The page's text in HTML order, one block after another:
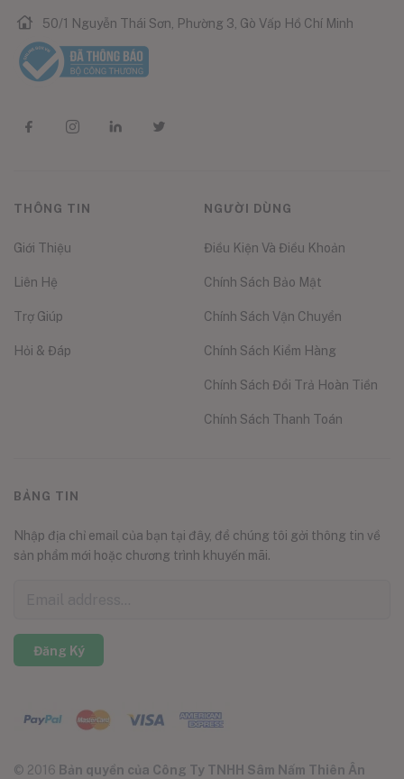
50/1 Nguyễn Thái Sơn, Phường 3, Gò Vấp Hồ Chí Minh
THÔNG TIN
Giới Thiệu
Liên Hệ
Trợ Giúp
Hỏi & Đáp
NGƯỜI DÙNG
Điều Kiện Và Điều Khoản
Chính Sách Bảo Mật
Chính Sách Vận Chuyển
Chính Sách Kiểm Hàng
Chính Sách Đổi Trả Hoàn Tiền
Chính Sách Thanh Toán
BẢNG TIN
Nhập địa chỉ email của bạn tại đây, để chúng tôi gởi thông tin về
sản phẩm mới hoặc chương trình khuyến mãi.
Đăng Ký
© 2016 Bản quyền của Công Ty TNHH Sâm Nấm Thiên Ân